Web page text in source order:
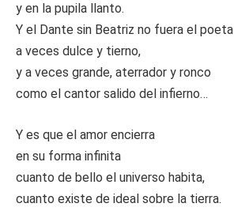
y en la pupila llanto.
Y el Dante sin Beatriz no fuera el poeta
a veces dulce y tierno,
y a veces grande, aterrador y ronco
como el cantor salido del infierno…
Y es que el amor encierra
en su forma infinita
cuanto de bello el universo habita,
cuanto existe de ideal sobre la tierra.